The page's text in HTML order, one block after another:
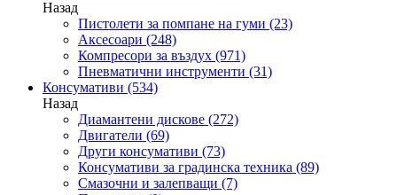
Назад
Пистолети за помпане на гуми (23)
Аксесоари (248)
Компресори за въздух (971)
Пневматични инструменти (31)
Консумативи (534)
Назад
Диамантени дискове (272)
Двигатели (69)
Други консумативи (73)
Консумативи за градинска техника (89)
Смазочни и залепващи (7)